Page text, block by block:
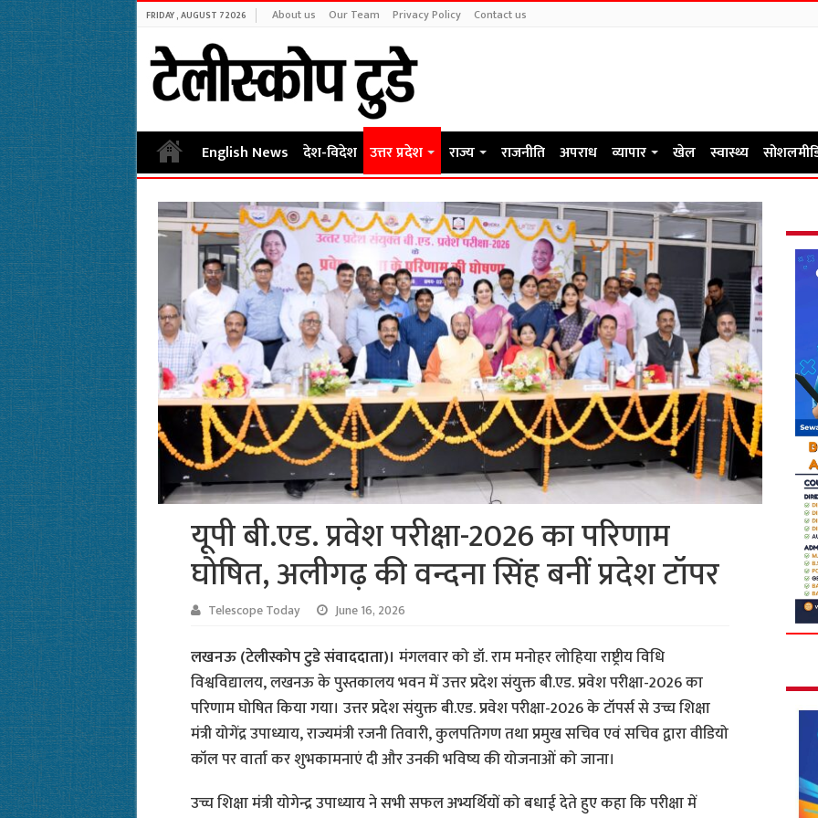
FRIDAY , AUGUST 7 2026 About us Our Team Privacy Policy Contact us
English News देश-विदेश उत्तर प्रदेश राज्य राजनीति अपराध व्यापार खेल स्वास्थ्य
यूपी बी.एड. प्रवेश परीक्षा-2026 का परिणाम
घोषित, अलीगढ़ की वन्दना सिंह बनीं प्रदेश टॉपर
Telescope Today June 16, 2026
लखनऊ (टेलीस्कोप टुडे संवाददाता)। मंगलवार को डॉ. राम मनोहर लोहिया राष्ट्रीय विधि
विश्वविद्यालय, लखनऊ के पुस्तकालय भवन में उत्तर प्रदेश संयुक्त बी.एड. प्रवेश परीक्षा-2026 का
परिणाम घोषित किया गया। उत्तर प्रदेश संयुक्त बी.एड. प्रवेश परीक्षा-2026 के टॉपर्स से उच्च शिक्षा
मंत्री योगेंद्र उपाध्याय, राज्यमंत्री रजनी तिवारी, कुलपतिगण तथा प्रमुख सचिव एवं सचिव द्वारा वीडियो
कॉल पर वार्ता कर शुभकामनाएं दी और उनकी भविष्य की योजनाओं को जाना।
उच्च शिक्षा मंत्री योगेन्द्र उपाध्याय ने सभी सफल अभ्यर्थियों को बधाई देते हुए कहा कि परीक्षा में